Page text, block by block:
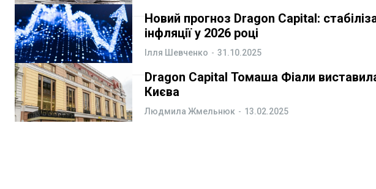
Курс валют
Ми в соц. мережах
Курс валют
Ми в соц. мережах
Новий прогноз Dragon Capital:
інфляції у 2026 році
Ілля Шевченко - 31.10.2025
Dragon Capital Томаша Фіали
Києва
Людмила Жмельнюк - 13.02.2025